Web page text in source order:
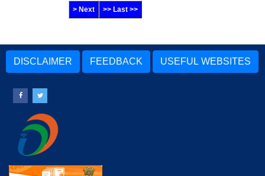
> Next >> Last >>
DISCLAIMER FEEDBACK USEFUL WEBSITES